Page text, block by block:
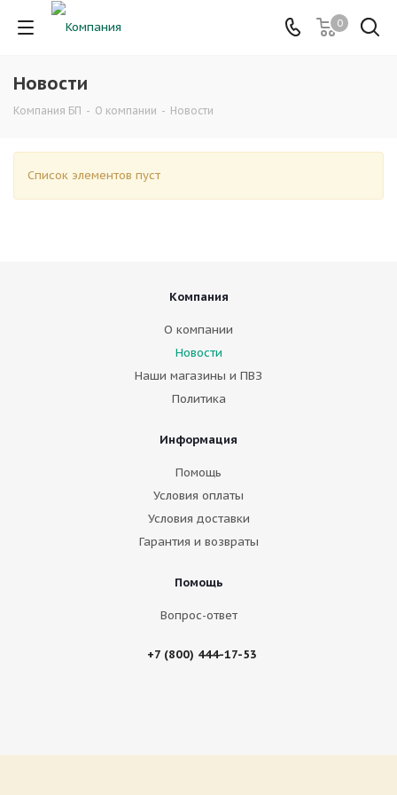
0
Новости
Компания БП - О компании - Новости
Список элементов пуст
Компания
О компании
Новости
Наши магазины и ПВЗ
Политика
Информация
Помощь
Условия оплаты
Условия доставки
Гарантия и возвраты
Помощь
Вопрос-ответ
+7 (800) 444-17-53